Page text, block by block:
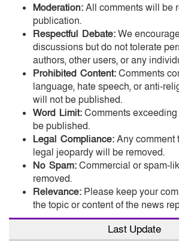
Moderation:All comments will be
publication.
Respectful Debate:We
discussions but do not tolerate
authors, other users, or any
Prohibited Content:Comments
language, hate speech, or anti-
will not be published.
Word Limit:Comments
be published.
Legal Compliance:Any comment
legal jeopardy will be removed.
No Spam:Commercial or spam-
removed.
Relevance: Please keep your
the topic or content of the news
Last Update